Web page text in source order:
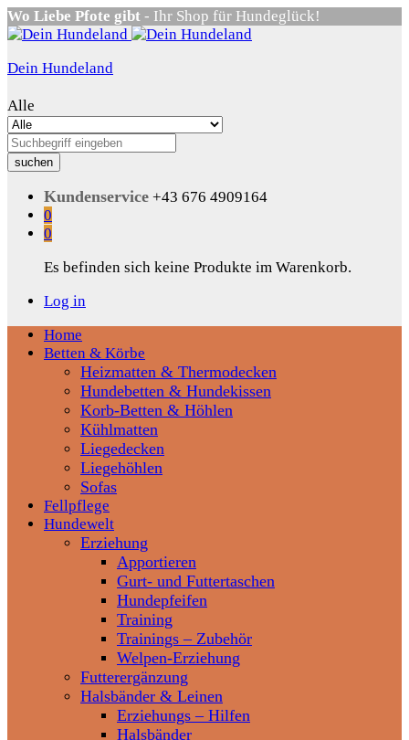
Wo Liebe Pfote gibt - Ihr Shop für Hundeglück!
Dein Hundeland
Alle
suchen
Kundenservice +43 676 4909164
0
0
Es befinden sich keine Produkte im Warenkorb.
Log in
Home
Betten & Körbe
Heizmatten & Thermodecken
Hundebetten & Hundekissen
Korb-Betten & Höhlen
Kühlmatten
Liegedecken
Liegehöhlen
Sofas
Fellpflege
Hundewelt
Erziehung
Apportieren
Gurt- und Futtertaschen
Hundepfeifen
Training
Trainings – Zubehör
Welpen-Erziehung
Futterergänzung
Halsbänder & Leinen
Erziehungs – Hilfen
Halsbänder